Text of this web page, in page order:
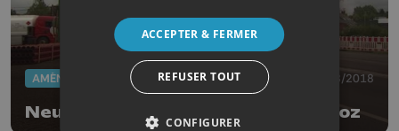
27/08/2018
Neupré : chantier route du Condroz
ACCEPTER & FERMER
REFUSER TOUT
CONFIGURER